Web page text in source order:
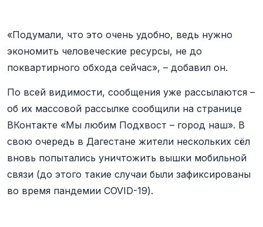
«Подумали, что это очень удобно, ведь нужно
экономить человеческие ресурсы, не до
поквартирного обхода сейчас», – добавил он.
По всей видимости, сообщения уже рассылаются –
об их массовой рассылке сообщили на странице
ВКонтакте «Мы любим Подхвост – город наш». В
свою очередь в Дагестане жители нескольких сёл
вновь попытались уничтожить вышки мобильной
связи (до этого такие случаи были зафиксированы
во время пандемии COVID-19).